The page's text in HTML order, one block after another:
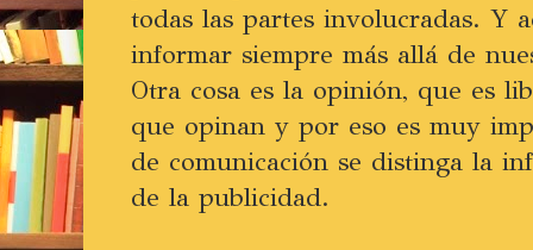
todas las partes involucradas. Y
informar siempre más allá de
Otra cosa es la opinión, que es
que opinan y por eso es muy
de comunicación se distinga la
de la publicidad.